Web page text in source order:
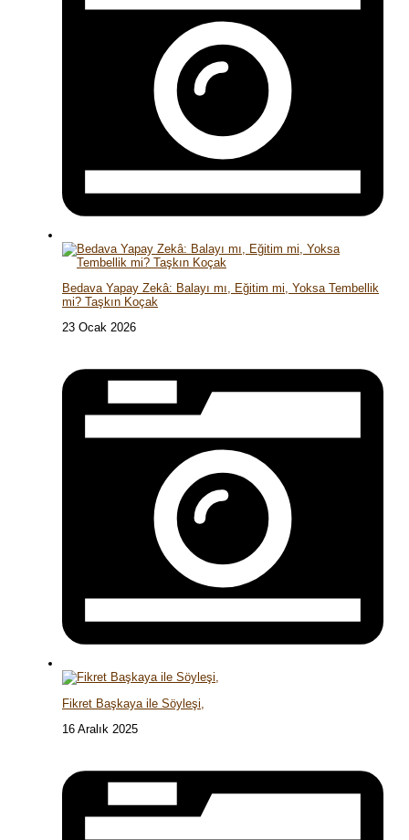
Bedava Yapay Zekâ: Balayı mı, Eğitim mi, Yoksa Tembellik
mi? Taşkın Koçak
23 Ocak 2026
Fikret Başkaya ile Söyleşi,
16 Aralık 2025